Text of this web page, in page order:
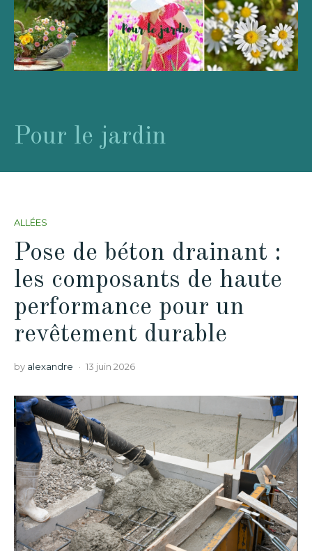
Pour le jardin
ALLÉES
Pose de béton drainant :
les composants de haute
performance pour un
revêtement durable
by alexandre 13 juin 2026